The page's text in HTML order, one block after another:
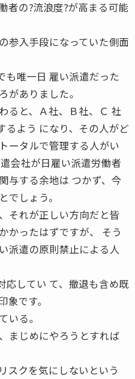
者の?流浪度?が高まる可能
参入手段になっていた側面
も唯一日 雇い派遣だった
がありました。
ると、Ａ社、Ｂ社、Ｃ 社
るよう になり、その人がど
ータルで管理する人がい
会社が日雇い派遣労働者
与する余地は つかず、今
でしょう。
それが正しい方向だと皆
かったはずですが、 そう
遣の原則禁止による人
してい て、撤退も含め既
です。
いる。
まじめにやろうとすれば
スクを気にしないという